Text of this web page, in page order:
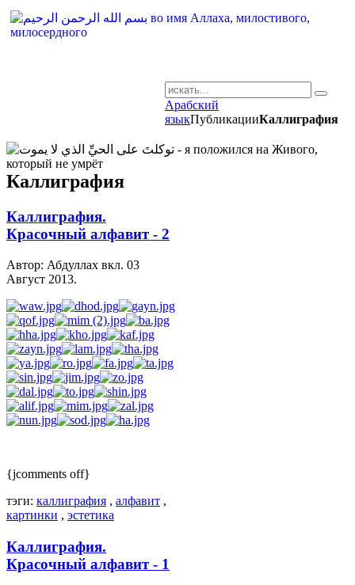
Арабский
языкПубликацииКаллиграфия
Каллиграфия
Каллиграфия.
Красочный алфавит - 2
Автор: Абдуллах вкл. 03
Август 2013.
{jcomments off}
тэги: каллиграфия , алфавит ,
картинки , эстетика
Kekeljevic.
Каллиграфия.
Красочный алфавит - 1